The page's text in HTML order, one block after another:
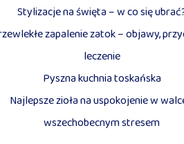
Stylizacje na święta – w co się
zapalenie zatok – objawy,
leczenie
Pyszna kuchnia toskańska
Najlepsze zioła na uspokojenie w
wszechobecnym stresem